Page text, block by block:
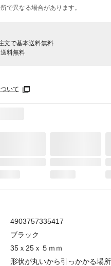
で​異なる​場合が​あります。
文で基本送料無料
料無料
いて
4903757335417
ブラック
35ｘ25ｘ５ｍｍ
形状が丸いから引っかかる場